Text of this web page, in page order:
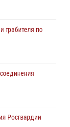
грабителя по
Росгвардии